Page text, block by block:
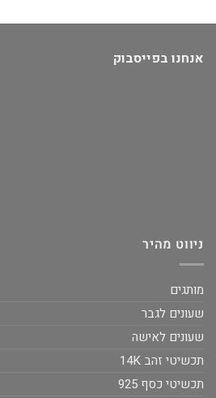
אנחנו בפייסבוק
ניווט מהיר
מותגים
שעונים לגבר
שעונים לאישה
תכשיטי זהב 14K
תכשיטי כסף 925